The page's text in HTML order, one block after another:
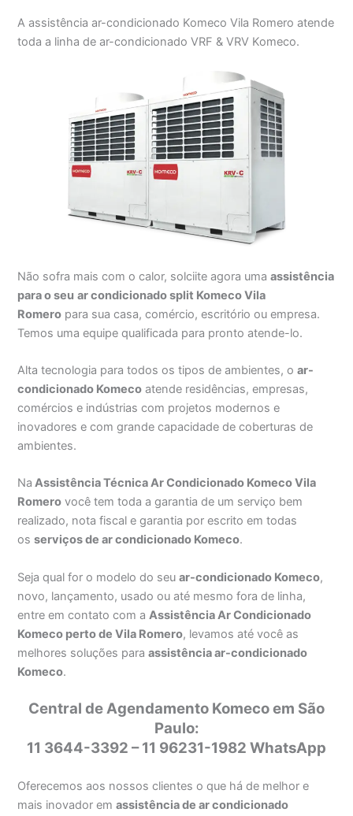
A assistência ar-condicionado Komeco Vila Romero atende
toda a linha de ar-condicionado VRF & VRV Komeco.
Não sofra mais com o calor, solciite agora umaassistência
para o seu ar condicionado split Komeco Vila
Romero para sua casa, comércio, escritório ou empresa.
Temos uma equipe qualificada para pronto atende-lo.
Alta tecnologia para todos os tipos de ambientes, oar-
condicionado Komeco atende residências, empresas,
comércios e indústrias com projetos modernos e
inovadores e com grande capacidade de coberturas de
ambientes.
Na Assistência Técnica Ar Condicionado Komeco Vila
Romero você tem toda a garantia de um serviço bem
realizado, nota fiscal e garantia por escrito em todas
osserviços de ar condicionado Komeco.
Seja qual for o modelo do seuar-condicionado Komeco,
novo, lançamento, usado ou até mesmo fora de linha,
entre em contato com a Assistência Ar Condicionado
Komeco perto de Vila Romero, levamos até você as
melhores soluções paraassistência ar-condicionado
Komeco.
Central de Agendamento Komeco em São
Paulo:
11 3644-3392 – 11 96231-1982 WhatsApp
Oferecemos aos nossos clientes o que há de melhor e
mais inovador emassistência de ar condicionado